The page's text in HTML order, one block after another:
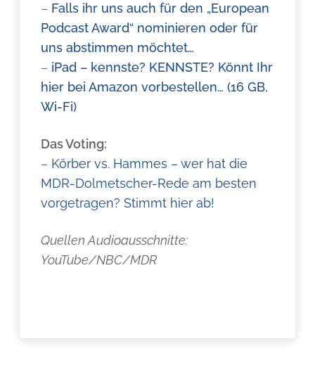
– Falls ihr uns auch für den „European
Podcast Award“ nominieren oder für
uns abstimmen möchtet…
– iPad – kennste? KENNSTE? Könnt Ihr
hier bei Amazon vorbestellen… (16 GB,
Wi-Fi)
Das Voting:
– Körber vs. Hammes – wer hat die
MDR-Dolmetscher-Rede am besten
vorgetragen? Stimmt hier ab!
Quellen Audioausschnitte:
YouTube/NBC/MDR